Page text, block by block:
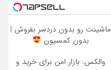
ماشینت رو بدون دردسر بفروش |
بدون کمسیون
والکس: بازار امن برای خرید و